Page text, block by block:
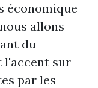
économique
allons
du
l'accent sur
par les